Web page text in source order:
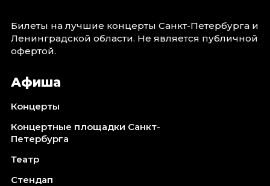
Сентябрь 2026
События
Сентябрь 2026
Ноябрь 2026
Декабрь 2026
Январь 2027
Площадки
Билеты на лучшие концерты Санкт-Петербурга и
Ленинградской области. Не является публичной
офертой.
Афиша
Концерты
Концертные площадки Санкт-
Петербурга
Театр
Стендап